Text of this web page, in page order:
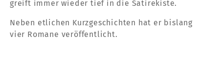
greift immer wieder tief in die Satirekiste.
Neben etlichen Kurzgeschichten hat er bislang
vier Romane veröffentlicht.